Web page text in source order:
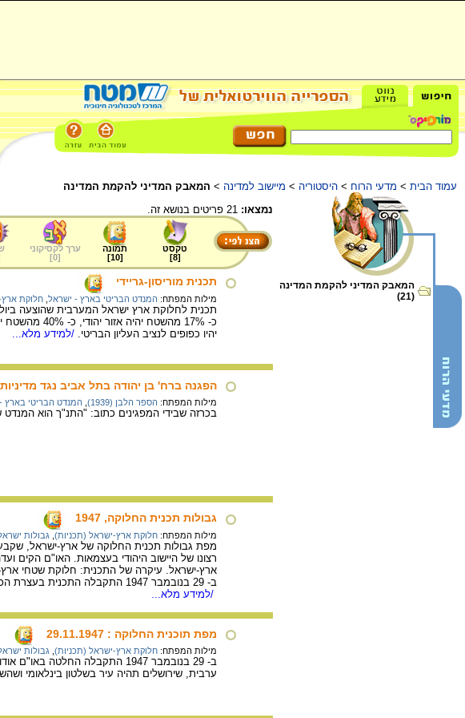
עמוד הבית > מדעי הרוח > היסטוריה > מיישוב למדינה > המאבק המדיני להקמת המדינה
המאבק המדיני להקמת המדינה
(21)
נמצאו:
טקסט
[
8
]
תמונה
[
10
]
ערך לקסיקוני
[
0
]
תכנית מוריסון-גריידי
מילות המפתח: המנדט הבריטי בארץ - ישראל חלוקת
יהיו כפופים לנציב העליון הבריטי. /למידע מלא...
הפגנה ברח' בן יהודה בתל אביב נגד
מילות המפתח: הספר הלבן (1939) המנדט הבריטי בארץ
בכרזה שבידי המפגינים כתוב: "התנ"ך הוא המנדט
גבולות תכנית החלוקה, 1947
מילות המפתח: חלוקת ארץ-ישראל (תכניות) גבולות
רצונו של היישוב היהודי בעצמאות. האו"ם הקים
ארץ-ישראל. עיקרה של התכנית: חלוקת שטחי ארץ-
ב- 29 בנובמבר 1947 התקבלה התכנית בעצרת הכללית של האו"ם ברוב קולות וביום 15 במאי 1948 עזבו הבריטים את ארץ-ישראל.
/למידע מלא...
מפת תוכנית החלוקה : 29.11.1947
מילות המפתח: חלוקת ארץ-ישראל (תכניות) גבולות
ב- 29 בנובמבר 1947 התקבלה
ערבית, שירושלים תהיה עיר בשלטון בינלאומי